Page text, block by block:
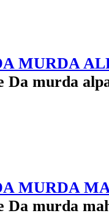
MURDA
Da murda
MURDA
Da murda